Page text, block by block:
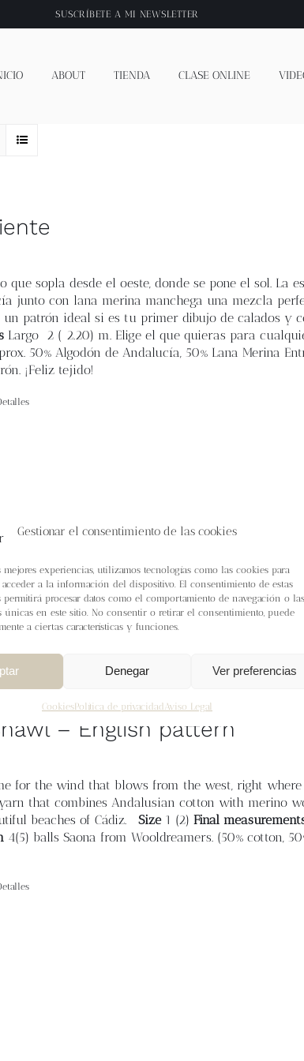
Gestionar el consentimiento de las cookies
mejores experiencias, utilizamos tecnologías como las cookies para
a la información del dispositivo. El consentimiento de estas
permitirá procesar datos como el comportamiento de navegación o las
únicas en este sitio. No consentir o retirar el consentimiento, puede
a ciertas características y funciones.
Denegar Ver preferencias
CookiesPolítica de privacidad Aviso Legal
SUSCRÍBETE A MI NEWSLETTER
ABOUT TIENDA CLASE ONLINE
que sopla desde el oeste, donde se pone el sol. La
junto con lana merina manchega una mezcla
un patrón ideal si es tu primer dibujo de calados
Largo 2 ( 2.20) m. Elige el que quieras para
50% Algodón de Andalucía, 50% Lana Merina
¡Feliz tejido!
– English pattern
for the wind that blows from the west, right
that combines Andalusian cotton with merino
beaches of Cádiz. Size1 (2) Final
4(5) balls Saona from Wooldreamers. (50% cotton,